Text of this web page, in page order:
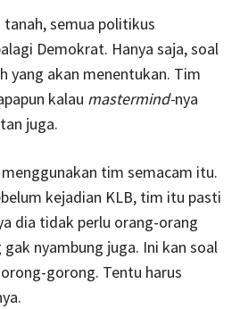
semua politikus
Demokrat. Hanya saja, soal
yang akan menentukan. Tim
kalau mastermind-nya
juga.
tim semacam itu.
kejadian KLB, tim itu pasti
dia tidak perlu orang-orang
gak nyambung juga. Ini kan soal
gorong. Tentu harus